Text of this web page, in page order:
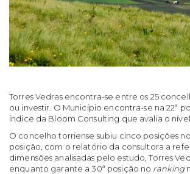
Torres Vedras encontra-se entre os 25
ou investir. O Município encontra-se na 22ª
índice da Bloom Consulting que avalia o
O concelho torriense subiu cinco posições
posição, com o relatório da consultora a
dimensões analisadas pelo estudo, Torres
enquanto garante a 30ª posição no ranking